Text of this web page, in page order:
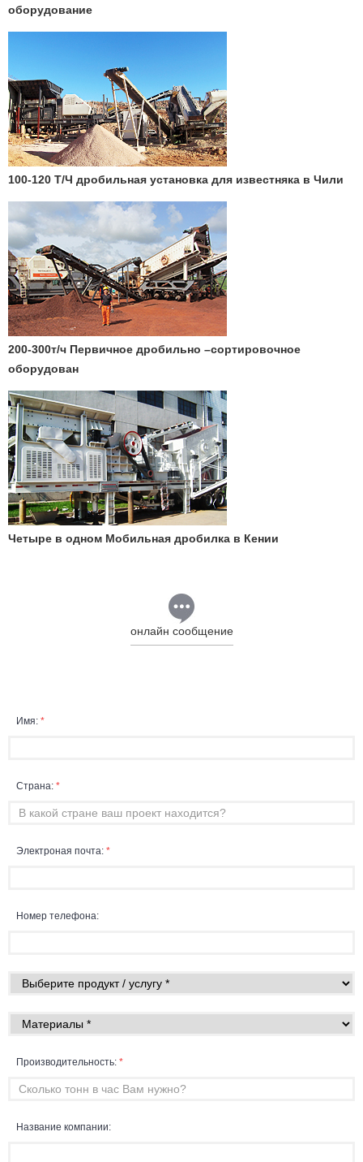
оборудование
100-120 Т/Ч дробильная установка для известняка в Чили
200-300т/ч Первичное дробильно –сортировочное
оборудован
Четыре в одном Мобильная дробилка в Кении
онлайн сообщение
Имя: *
Страна: *
Электроная почта: *
Номер телефона:
Производительность: *
Название компании: